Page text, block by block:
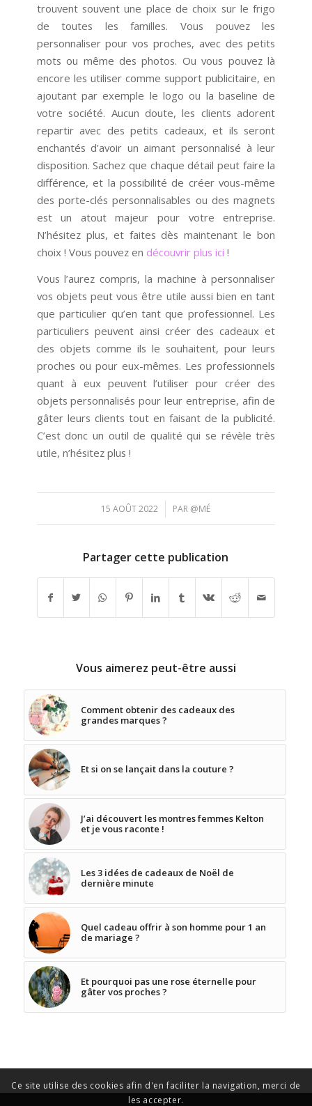
trouvent souvent une place de choix sur le frigo
de toutes les familles. Vous pouvez les
personnaliser pour vos proches, avec des petits
mots ou même des photos. Ou vous pouvez là
encore les utiliser comme support publicitaire, en
ajoutant par exemple le logo ou la baseline de
votre société. Aucun doute, les clients adorent
repartir avec des petits cadeaux, et ils seront
enchantés d’avoir un aimant personnalisé à leur
disposition. Sachez que chaque détail peut faire la
différence, et la possibilité de créer vous-même
des porte-clés personnalisables ou des magnets
est un atout majeur pour votre entreprise.
N’hésitez plus, et faites dès maintenant le bon
choix ! Vous pouvez en découvrir plus ici !
Vous l’aurez compris, la machine à personnaliser
vos objets peut vous être utile aussi bien en tant
que particulier qu’en tant que professionnel. Les
particuliers peuvent ainsi créer des cadeaux et
des objets comme ils le souhaitent, pour leurs
proches ou pour eux-mêmes. Les professionnels
quant à eux peuvent l’utiliser pour créer des
objets personnalisés pour leur entreprise, afin de
gâter leurs clients tout en faisant de la publicité.
C’est donc un outil de qualité qui se révèle très
utile, n’hésitez plus !
15 AOÛT 2022
/ PAR @MÉ
Partager cette publication
Vous aimerez peut-être aussi
Comment obtenir des cadeaux des
grandes marques ?
Et si on se lançait dans la couture ?
J’ai découvert les montres femmes Kelton
et je vous raconte !
Les 3 idées de cadeaux de Noël de
dernière minute
Quel cadeau offrir à son homme pour 1 an
de mariage ?
Et pourquoi pas une rose éternelle pour
gâter vos proches ?
Ce site utilise des cookies afin d'en faciliter la navigation, merci de
les accepter.